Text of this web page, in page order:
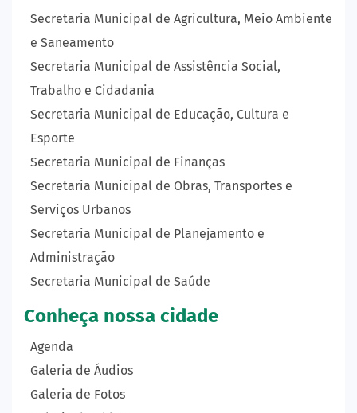
Secretaria Municipal de Agricultura, Meio Ambiente
e Saneamento
Secretaria Municipal de Assistência Social,
Trabalho e Cidadania
Secretaria Municipal de Educação, Cultura e
Esporte
Secretaria Municipal de Finanças
Secretaria Municipal de Obras, Transportes e
Serviços Urbanos
Secretaria Municipal de Planejamento e
Administração
Secretaria Municipal de Saúde
Conheça nossa cidade
Agenda
Galeria de Áudios
Galeria de Fotos